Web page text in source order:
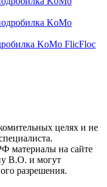
KoMo FlicFloc
целях и не
материалы на сайте
В.О. и могут
разрешения.